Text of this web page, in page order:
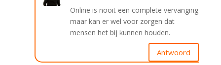
Online is nooit een complete vervanging
maar kan er wel voor zorgen dat
mensen het bij kunnen houden.
Antwoord